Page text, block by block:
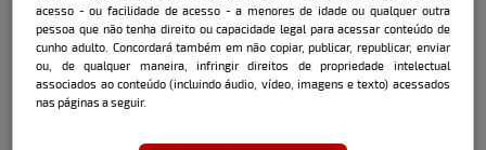
Cidade onde mora atualmente: Chapecó /
SC
Signo: Sagitário
acesso - ou facilidade de acesso - a menores de idade ou qualquer outra
pessoa que não tenha direito ou capacidade legal para acessar conteúdo de
cunho adulto. Concordará também em não copiar, publicar, republicar, enviar
ou, de qualquer maneira, infringir direitos de propriedade intelectual
associados ao conteúdo (incluindo áudio, vídeo, imagens e texto) acessados
nas páginas a seguir.